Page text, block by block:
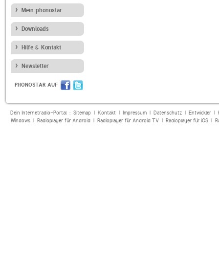
Mein phonostar
Downloads
Hilfe & Kontakt
Newsletter
PHONOSTAR AUF
Dein Internetradio-Portal : Sitemap| Kontakt| Impressum| Datenschutz| Entwickler|
Windows| Radioplayer für Android| Radioplayer für Android TV| Radioplayer für iOS|